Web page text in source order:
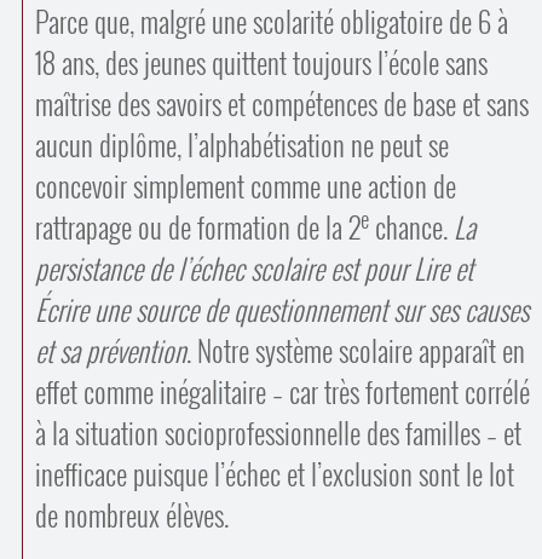
Parce que, malgré une scolarité obligatoire de 6 à
18 ans, des jeunes quittent toujours l’école sans
maîtrise des savoirs et compétences de base et sans
aucun diplôme, l’alphabétisation ne peut se
concevoir simplement comme une action de
rattrapage ou de formation de la 2echance.La
persistance de l’échec scolaire est pour Lire et
Écrire une source de questionnement sur ses causes
et sa prévention. Notre système scolaire apparaît en
effet comme inégalitaire – car très fortement corrélé
à la situation socio­professionnelle des familles – et
inefficace puisque l’échec et l’exclusion sont le lot
de nombreux élèves.